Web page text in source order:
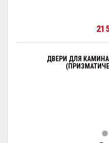
21
ДВЕРИ ДЛЯ КАМИНА